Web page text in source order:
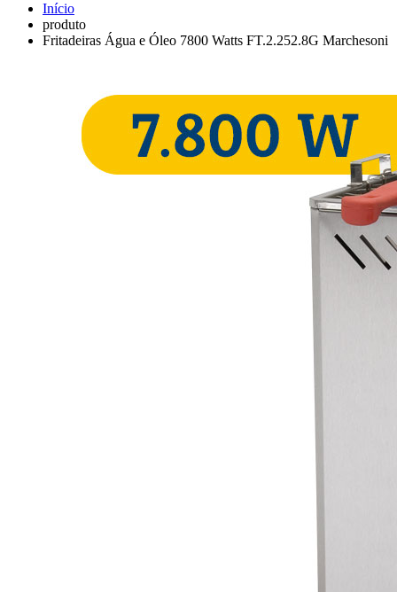
Início
produto
Fritadeiras Água e Óleo 7800 Watts FT.2.252.8G Marchesoni